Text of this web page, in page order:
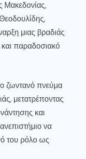
Μακεδονίας,
μιας βραδιάς
παραδοσιακό
ζωντανό πνεύμα
μετατρέποντας
και
να
του ρόλο ως